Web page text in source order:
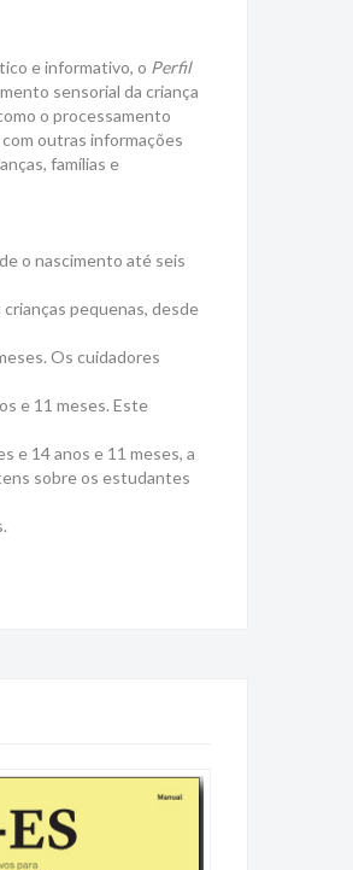
e informativo, o Perfil
sensorial da criança
o processamento
outras informações
famílias e
o nascimento até seis
pequenas, desde
Os cuidadores
e 11 meses. Este
e 14 anos e 11 meses, a
sobre os estudantes